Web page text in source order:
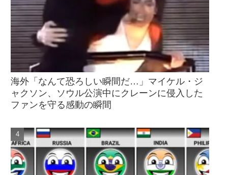
海外「なんて恐ろしい瞬間だ…」マイケル・ジ
ャクソン、ソウル公演中にクレーンに侵入した
ファンを守る感動の瞬間